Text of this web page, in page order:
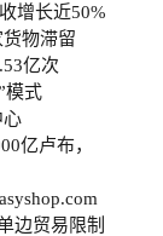
增长近50%
物滞留
亿次
模式
心
亿卢布，
边贸易限制